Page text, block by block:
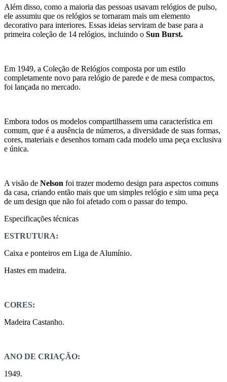
Além disso, como a maioria das pessoas usavam relógios de pulso,
ele assumiu que os relógios se tornaram mais um elemento
decorativo para interiores. Essas ideias serviram de base para a
primeira coleção de 14 relógios, incluindo o Sun Burst.
Em 1949, a Coleção de Relógios composta por um estilo
completamente novo para relógio de parede e de mesa compactos,
foi lançada no mercado.
Embora todos os modelos compartilhassem uma característica em
comum, que é a ausência de números, a diversidade de suas formas,
cores, materiais e desenhos tornam cada modelo uma peça exclusiva
e única.
A visão de Nelson foi trazer moderno design para aspectos comuns
da casa, criando então mais que um simples relógio e sim uma peça
de um design que não foi afetado com o passar do tempo.
Especificações técnicas
ESTRUTURA:
Caixa e ponteiros em Liga de Alumínio.
Hastes em madeira.
CORES:
Madeira Castanho.
ANO DE CRIAÇÃO:
1949.